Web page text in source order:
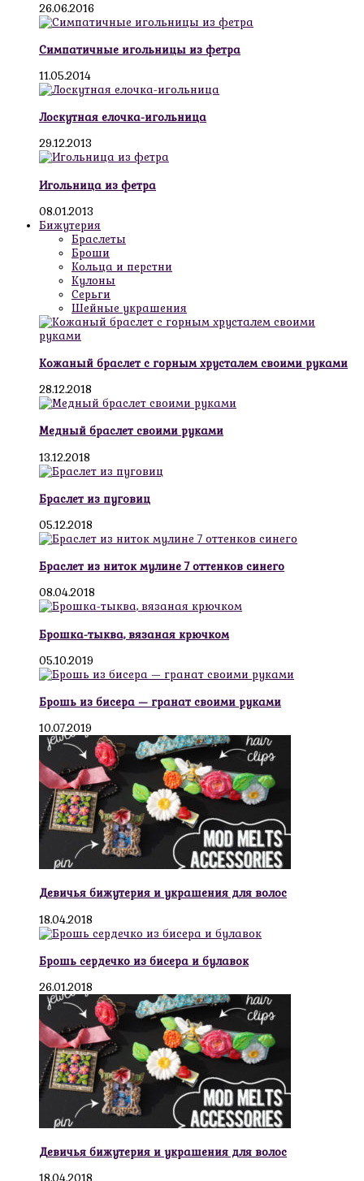
26.06.2016
Симпатичные игольницы из фетра
11.05.2014
Лоскутная елочка-игольница
29.12.2013
Игольница из фетра
08.01.2013
Бижутерия
Браслеты
Броши
Кольца и перстни
Кулоны
Серьги
Шейные украшения
Кожаный браслет с горным хрусталем своими руками
28.12.2018
Медный браслет своими руками
13.12.2018
Браслет из пуговиц
05.12.2018
Браслет из ниток мулине 7 оттенков синего
08.04.2018
Брошка-тыква, вязаная крючком
05.10.2019
Брошь из бисера — гранат своими руками
10.07.2019
Девичья бижутерия и украшения для волос
18.04.2018
Брошь сердечко из бисера и булавок
26.01.2018
Девичья бижутерия и украшения для волос